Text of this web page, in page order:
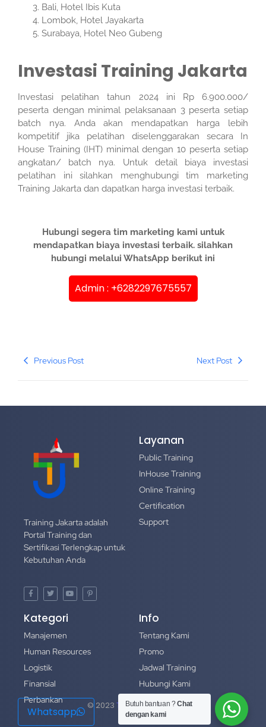
Bali, Hotel Ibis Kuta
Lombok, Hotel Jayakarta
Surabaya, Hotel Neo Gubeng
Investasi Training Jakarta
Investasi pelatihan tahun 2024 ini Rp 6.900.000/
peserta dengan minimal pelaksanaan 3 peserta setiap
batch nya. Anda akan mendapatkan harga lebih
kompetitif jika pelatihan diselenggarakan secara In
House Training (IHT) minimal dengan 10 peserta setiap
angkatan/ batch nya. Untuk detail biaya investasi
pelatihan ini silahkan menghubungi tim marketing
Training Jakarta dan dapatkan harga investasi terbaik.
Hubungi segera tim marketing kami untuk
mendapatkan biaya investasi terbaik. silahkan
hubungi melalui WhatsApp berikut ini
Admin : +6282297675557
Previous Post Next Post
Training Jakarta adalah
Portal Training dan
Sertifikasi Terlengkap untuk
Kebutuhan Anda
Layanan
Public Training
InHouse Training
Online Training
Certification
Support
Kategori
Manajemen
Human Resources
Logistik
Finansial
Perbankan
Info
Tentang Kami
Promo
Jadwal Training
Hubungi Kami
Portofolio
© 2023 Training Jakarta
Whatsapp
Butuh bantuan ?Chat
dengan kami